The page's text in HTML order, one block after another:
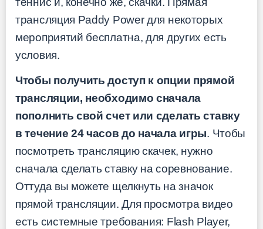
трансляция Paddy Power для некоторых
мероприятий бесплатна, для других есть
условия.
Чтобы получить доступ к опции прямой
трансляции, необходимо сначала
пополнить свой счет или сделать ставку
в течение 24 часов до начала игры. Чтобы
посмотреть трансляцию скачек, нужно
сначала сделать ставку на соревнование.
Оттуда вы можете щелкнуть на значок
прямой трансляции. Для просмотра видео
есть системные требования: Flash Player,